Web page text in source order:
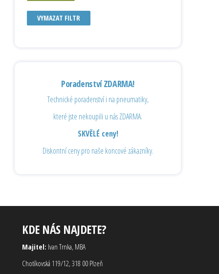
VYMAZAT FILTR
Poradenství ZDARMA!
Technické poradenství i na pneumatiky,
které jste nekoupili u nás ZDARMA.
SKVĚLÉ ceny!
Diskontní ceny pro naše koncové zákazníky.
KDE NÁS NAJDETE?
Majitel: Ivan Trnka, MBA
Chotíkovská 119/12, 318 00 Plzeň